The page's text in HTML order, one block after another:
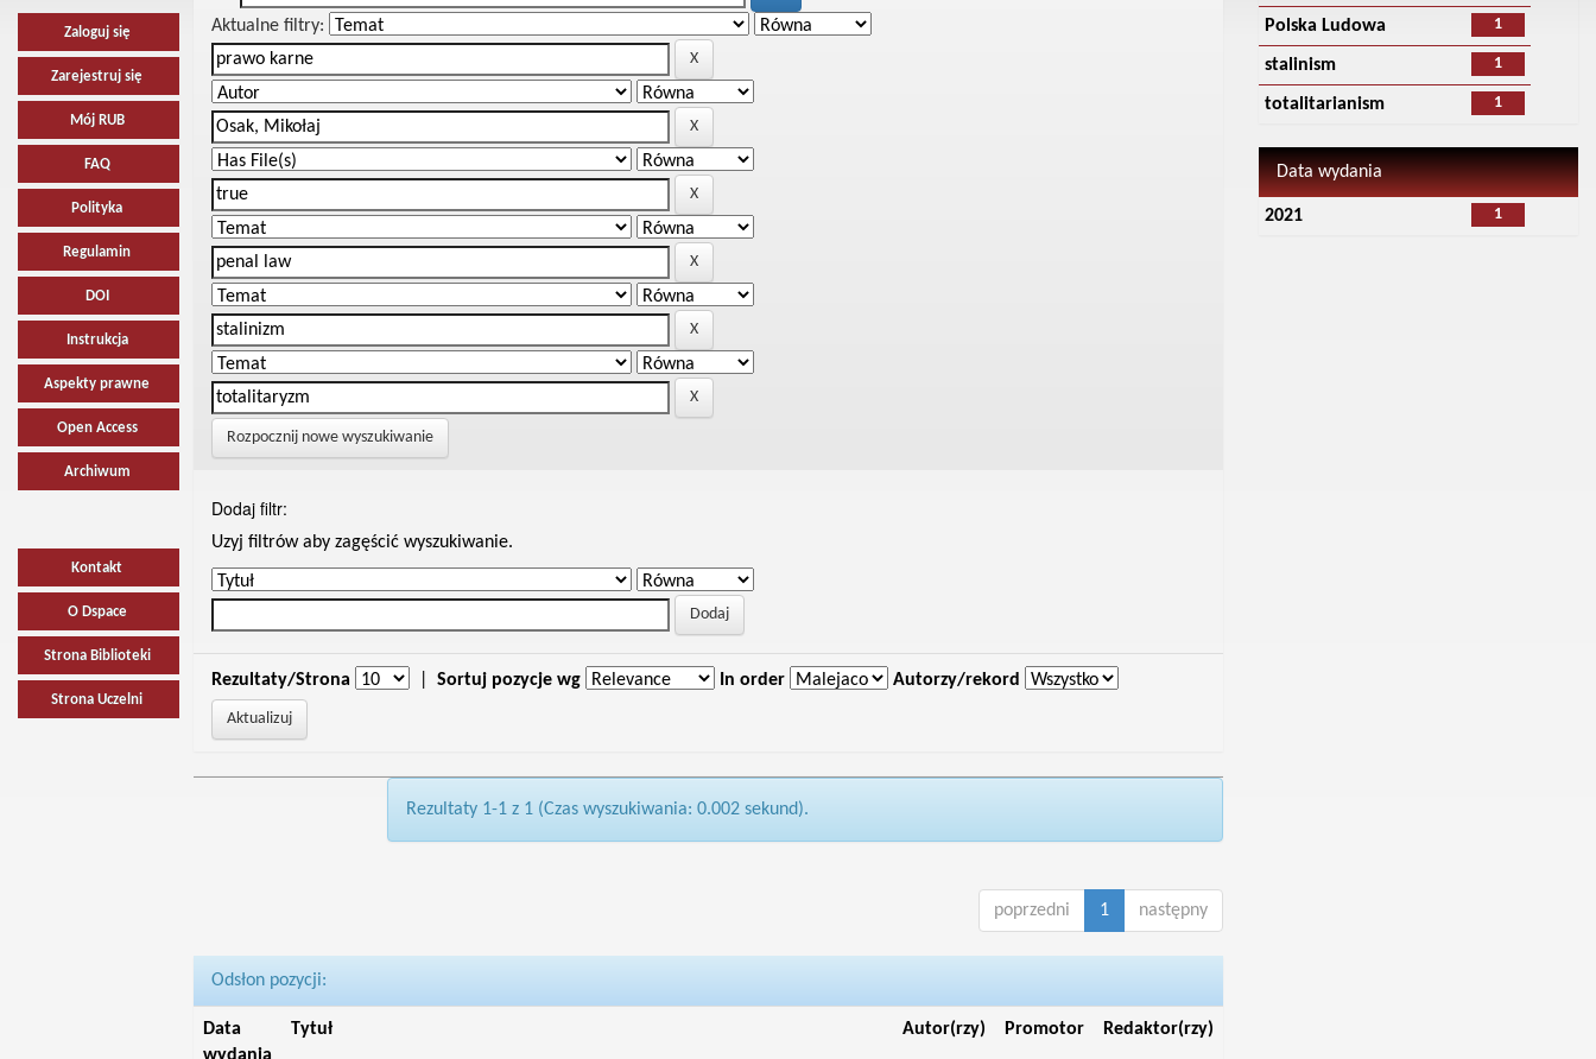
Zaloguj się
Zarejestruj się
Mój RUB
FAQ
Polityka
Regulamin
DOI
Instrukcja
Aspekty prawne
Open Access
Archiwum
Kontakt
O Dspace
Strona Biblioteki
Strona Uczelni
Aktualne filtry:
Rozpocznij nowe wyszukiwanie
Dodaj filtr:
Uzyj filtrów aby zagęścić wyszukiwanie.
Rezultaty/Strona Sortuj pozycje wg In order Autorzy/rekord
Rezultaty 1-1 z 1 (Czas wyszukiwania: 0.002 sekund).
poprzedni 1 następny
Odsłon pozycji:
Data
Tytuł Autor(rzy) Promotor Redaktor(rzy)
1
Polska Ludowa
1
stalinism
1
totalitarianism
Data wydania
1
2021